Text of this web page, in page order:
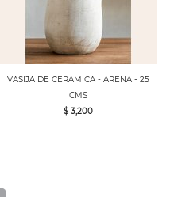
VASIJA DE CERAMICA - ARENA - 25
CMS
$ 3,200